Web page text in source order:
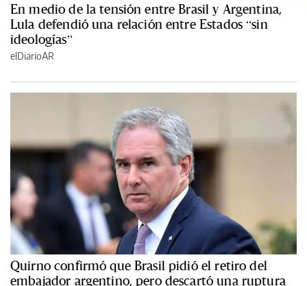
En medio de la tensión entre Brasil y Argentina,
Lula defendió una relación entre Estados “sin
ideologías”
elDiarioAR
Quirno confirmó que Brasil pidió el retiro del
embajador argentino, pero descartó una ruptura